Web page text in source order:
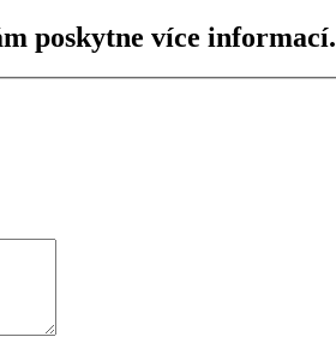
poskytne více informací.